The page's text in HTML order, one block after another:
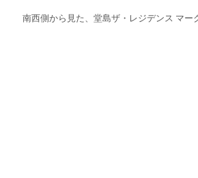
南西側から見た、堂島ザ・レジデンス マー